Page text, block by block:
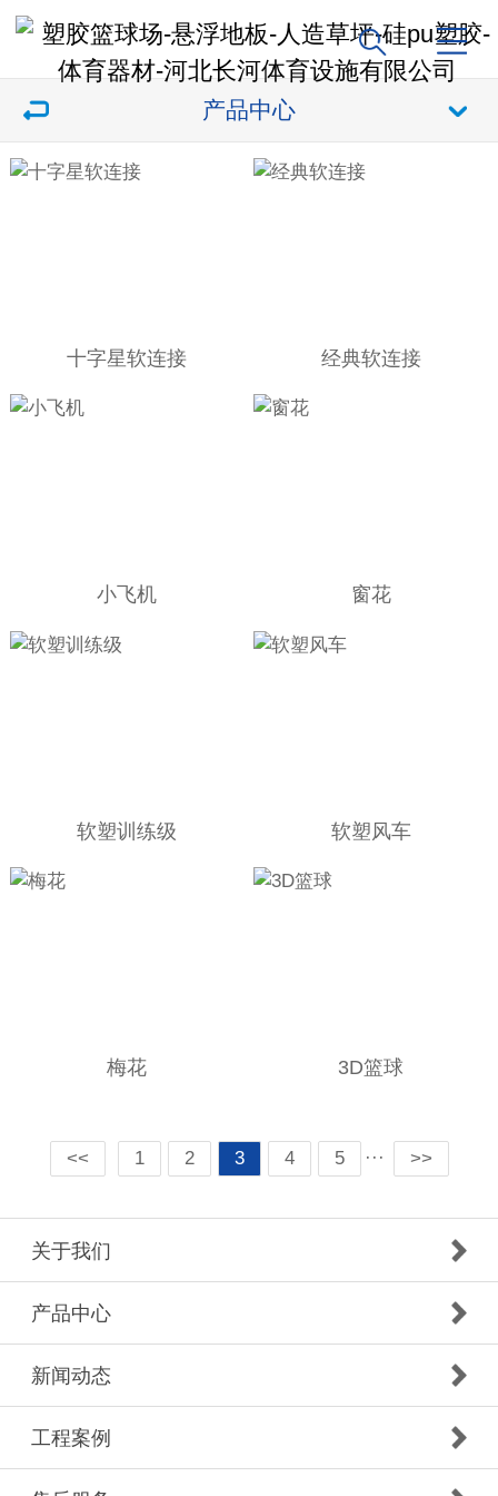
产品中心
十字星软连接 经典软连接
小飞机 窗花
软塑训练级 软塑风车
梅花 3D篮球
<< 1 2 3 4 5 ··· >>
关于我们
产品中心
新闻动态
工程案例